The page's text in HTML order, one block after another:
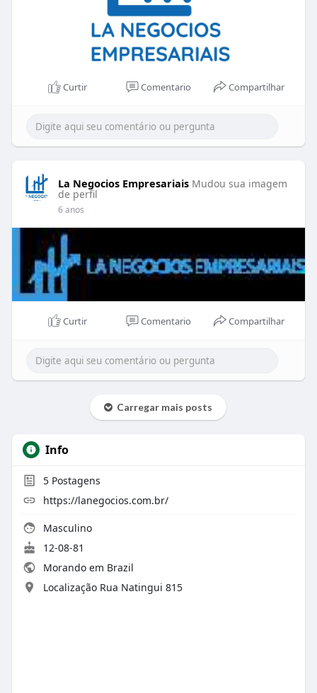
Curtir Comentario Compartilhar
La Negocios Empresariais Mudou sua imagem
de perfil
6 anos
Curtir Comentario Compartilhar
Carregar mais posts
Info
5Postagens
https://lanegocios.com.br/
Masculino
12-08-81
Morando em Brazil
Localização Rua Natingui 815